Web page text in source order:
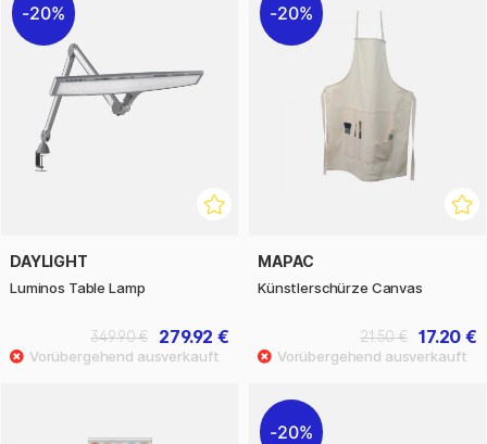
20%
DAYLIGHT
Luminos Table Lamp
279.92 €
349.90 €
20%
MAPAC
Künstlerschürze Canvas
17.20 €
21.50 €
20%